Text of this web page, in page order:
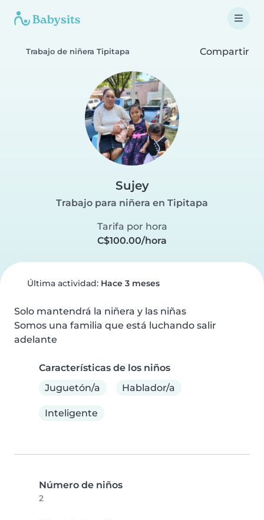
Trabajo de niñera Tipitapa Compartir
Sujey
Trabajo para niñera en Tipitapa
Tarifa por hora
C$100.00/hora
Última actividad: Hace 3 meses
Solo mantendrá la niñera y las niñas
Somos una familia que está luchando salir
adelante
Características de los niños
Juguetón/a
Hablador/a
Inteligente
Número de niños
2